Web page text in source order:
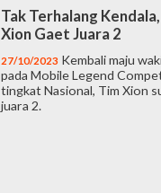
Tak Terhalang
Xion Gaet Juara 2
27/10/2023 Kembali maju
pada Mobile Legend
tingkat Nasional, Tim Xion
juara 2.